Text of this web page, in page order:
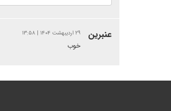
عنبرین ۲۹ اردیبهشت ۱۴۰۴ | ۱۳:۵۸
خوب